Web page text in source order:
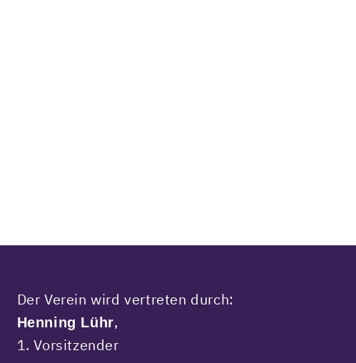
Der Verein wird vertreten durch:
Henning Lühr,
1. Vorsitzender